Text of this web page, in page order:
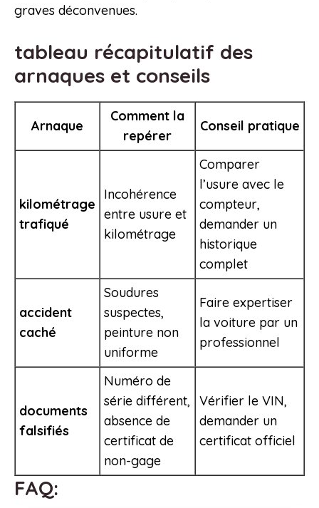
graves déconvenues.
tableau récapitulatif des
arnaques et conseils
Arnaque
Comment la
repérer
Conseil pratique
kilométrage
trafiqué
Incohérence
entre usure et
kilométrage
Comparer
l’usure avec le
compteur,
demander un
historique
complet
accident
caché
Soudures
suspectes,
peinture non
uniforme
Faire expertiser
la voiture par un
professionnel
documents
falsifiés
Numéro de
série différent,
absence de
certificat de
non-gage
Vérifier le VIN,
demander un
certificat officiel
FAQ: